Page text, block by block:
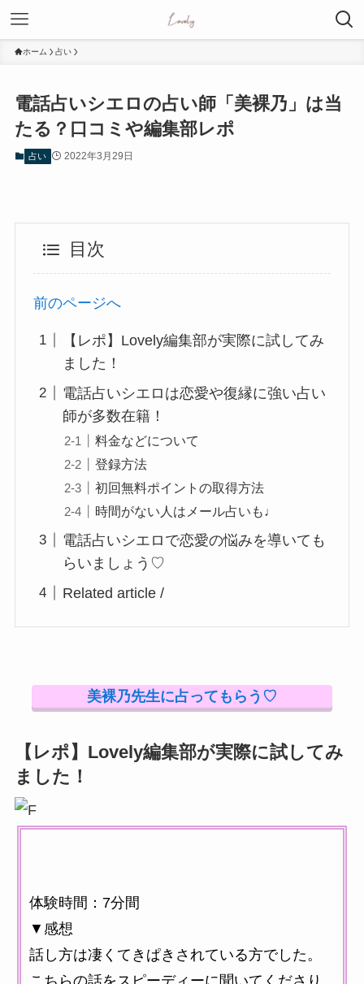
ホーム 占い
電話占いシエロの占い師「美裸乃」は当
たる？口コミや編集部レポ
占い 2022年3月29日
目次
前のページへ
【レポ】Lovely編集部が実際に試してみ
ました！
電話占いシエロは恋愛や復縁に強い占い
師が多数在籍！
料金などについて
登録方法
初回無料ポイントの取得方法
時間がない人はメール占いも♩
電話占いシエロで恋愛の悩みを導いても
らいましょう♡
Related article /
美裸乃先生に占ってもらう♡
【レポ】Lovely編集部が実際に試してみ
ました！
体験時間：7分間
▼感想
話し方は凄くてきぱきされている方でした。